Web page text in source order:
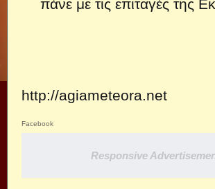
πάνε με τις επιταγές της
http://agiameteora.net
Facebook
Responsive